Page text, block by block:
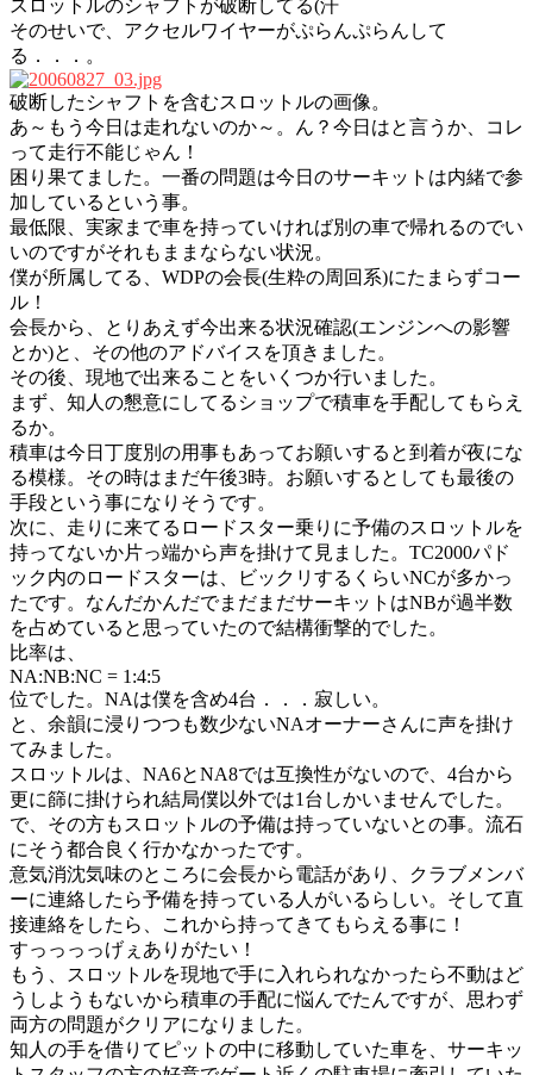
スロットルのシャフトが破断してる(汗
そのせいで、アクセルワイヤーがぷらんぷらんして
る．．．。
破断したシャフトを含むスロットルの画像。
あ～もう今日は走れないのか～。ん？今日はと言うか、コレ
って走行不能じゃん！
困り果てました。一番の問題は今日のサーキットは内緒で参
加しているという事。
最低限、実家まで車を持っていければ別の車で帰れるのでい
いのですがそれもままならない状況。
僕が所属してる、WDPの会長(生粋の周回系)にたまらずコー
ル！
会長から、とりあえず今出来る状況確認(エンジンへの影響
とか)と、その他のアドバイスを頂きました。
その後、現地で出来ることをいくつか行いました。
まず、知人の懇意にしてるショップで積車を手配してもらえ
るか。
積車は今日丁度別の用事もあってお願いすると到着が夜にな
る模様。その時はまだ午後3時。お願いするとしても最後の
手段という事になりそうです。
次に、走りに来てるロードスター乗りに予備のスロットルを
持ってないか片っ端から声を掛けて見ました。TC2000パド
ック内のロードスターは、ビックリするくらいNCが多かっ
たです。なんだかんだでまだまだサーキットはNBが過半数
を占めていると思っていたので結構衝撃的でした。
比率は、
NA:NB:NC = 1:4:5
位でした。NAは僕を含め4台．．．寂しい。
と、余韻に浸りつつも数少ないNAオーナーさんに声を掛け
てみました。
スロットルは、NA6とNA8では互換性がないので、4台から
更に篩に掛けられ結局僕以外では1台しかいませんでした。
で、その方もスロットルの予備は持っていないとの事。流石
にそう都合良く行かなかったです。
意気消沈気味のところに会長から電話があり、クラブメンバ
ーに連絡したら予備を持っている人がいるらしい。そして直
接連絡をしたら、これから持ってきてもらえる事に！
すっっっっげぇありがたい！
もう、スロットルを現地で手に入れられなかったら不動はど
うしようもないから積車の手配に悩んでたんですが、思わず
両方の問題がクリアになりました。
知人の手を借りてピットの中に移動していた車を、サーキッ